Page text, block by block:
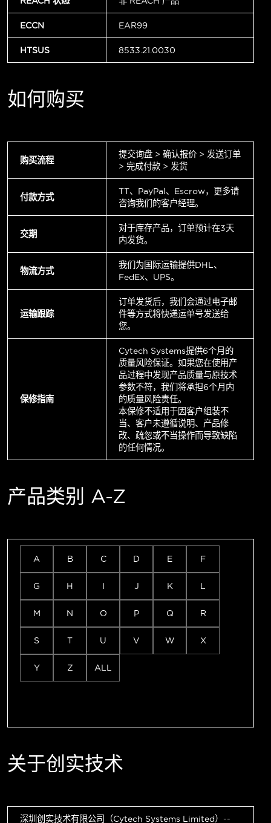
ECCN EAR99
HTSUS 8533.21.0030
如何购买
购买流程
提交询盘 > 确认报价 > 发送订单
> 完成付款 > 发货
付款方式
TT、PayPal、Escrow，更多请
咨询我们的客户经理。
交期
对于库存产品，订单预计在3天
内发货。
物流方式
我们为国际运输提供DHL、
FedEx、UPS。
运输跟踪
订单发货后，我们会通过电子邮
件等方式将快递运单号发送给
您。
保修指南
Cytech Systems提供6个月的
质量风险保证。如果您在使用产
品过程中发现产品质量与原技术
参数不符，我们将承担6个月内
的质量风险责任。
本保修不适用于因客户组装不
当、客户未遵循说明、产品修
改、疏忽或不当操作而导致缺陷
的任何情况。
产品类别 A-Z
A B C D E F
G H I J K L
M N O P Q R
S T U V W X
Y Z ALL
关于创实技术
深圳创实技术有限公司（Cytech Systems Limited）--